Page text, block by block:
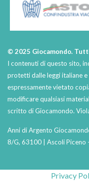
© 2025 Giocamondo.
I contenuti di questo sito,
protetti dalle leggi italiane
espressamente vietato
modificare qualsiasi
scritto di Giocamondo.
Anni di Argento
8/G, 63100 | Ascoli Piceno
Privacy